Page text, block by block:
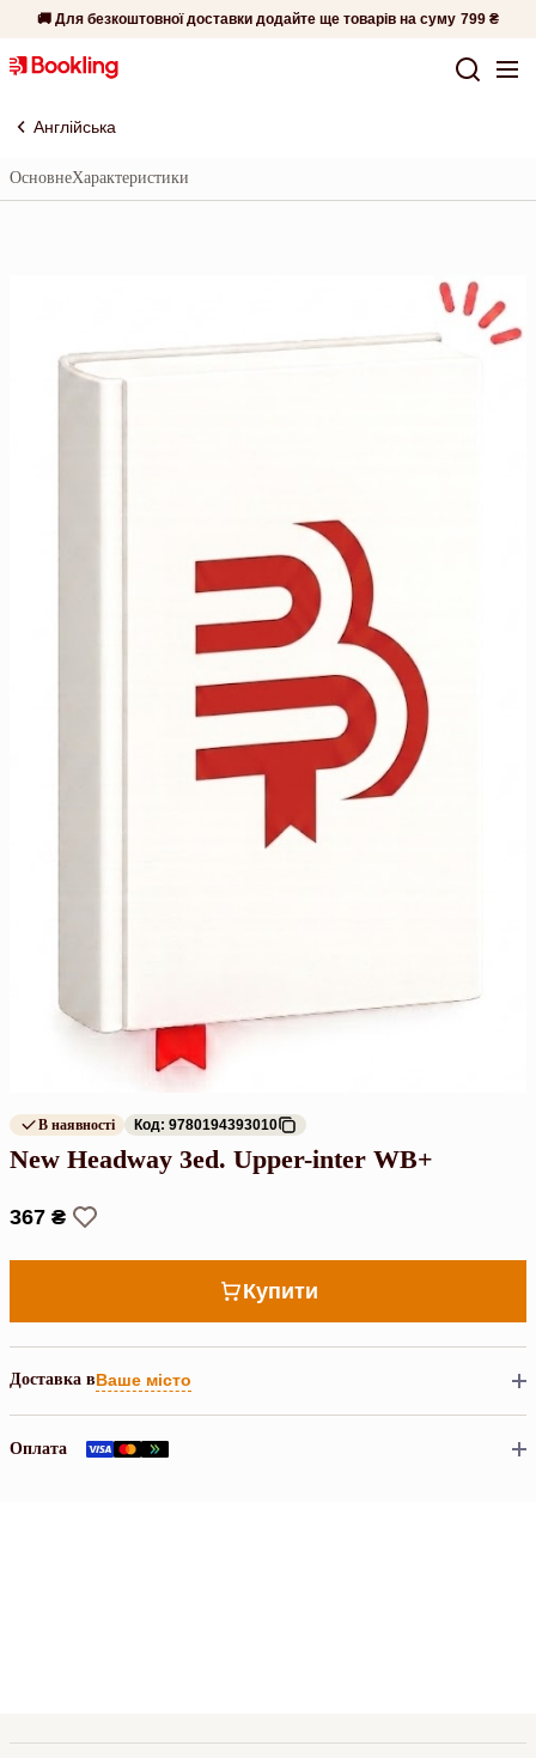
🚚 Для безкоштовної доставки додайте ще товарів на суму 799 ₴
Англійська
ОсновнеХарактеристики
В наявності Код: 9780194393010
New Headway 3ed. Upper-inter WB+
367 ₴
Купити
Доставка вВаше місто
Оплата